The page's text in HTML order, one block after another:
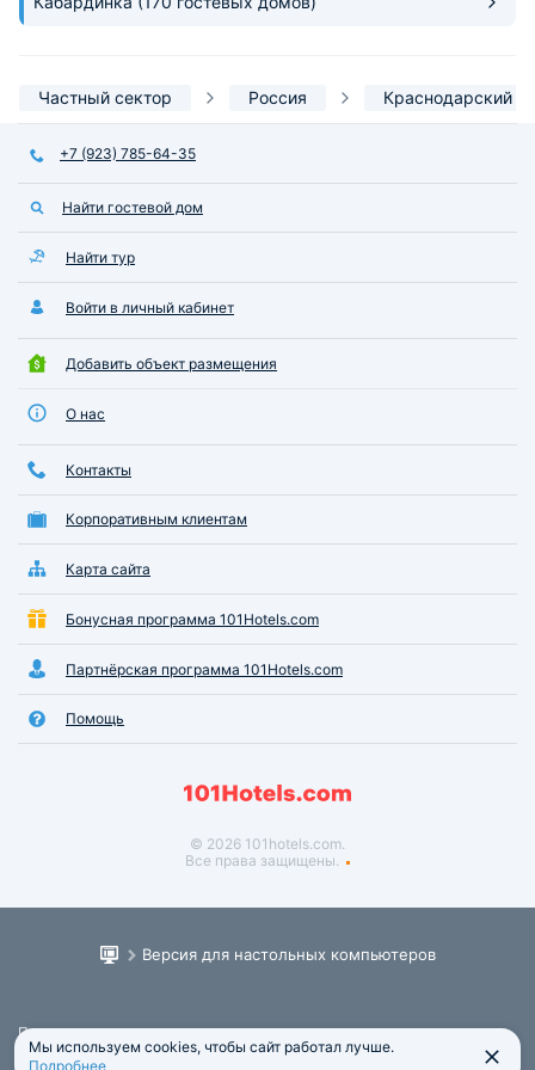
в шаговой
моря идти
вкусностями и
Частный сектор Россия Краснодарский
+7 (923) 785-64-35
Найти гостевой дом
Найти тур
Войти в личный кабинет
Добавить объект размещения
О нас
Контакты
Корпоративным клиентам
Карта сайта
Бонусная программа 101Hotels.com
Партнёрская программа 101Hotels.com
Помощь
© 2026 101hotels.com.
Все права защищены.
Версия для настольных компьютеров
Пользовательское соглашение
Юридическая информация
Мы используем cookies, чтобы сайт работал лучше.
Подробнее